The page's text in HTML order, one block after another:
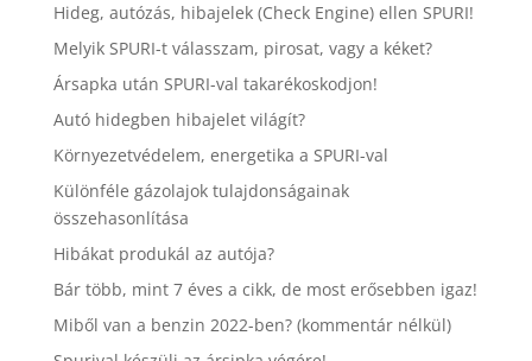
Hideg, autózás, hibajelek (Check Engine) ellen SPURI!
Melyik SPURI-t válasszam, pirosat, vagy a kéket?
Ársapka után SPURI-val takarékoskodjon!
Autó hidegben hibajelet világít?
Környezetvédelem, energetika a SPURI-val
Különféle gázolajok tulajdonságainak
összehasonlítása
Hibákat produkál az autója?
Bár több, mint 7 éves a cikk, de most erősebben igaz!
Miből van a benzin 2022-ben? (kommentár nélkül)